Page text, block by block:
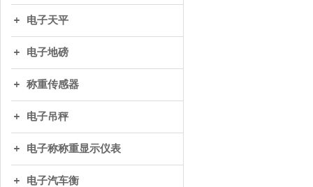
电子天平
电子地磅
称重传感器
电子吊秤
电子称称重显示仪表
电子汽车衡